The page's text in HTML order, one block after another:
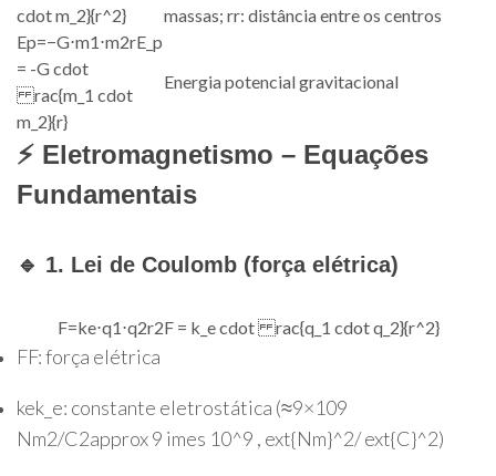
cdot m_2}{r^2}
massas; rr: distância entre os centros
Ep=−G⋅m1⋅m2rE_p
= -G cdot
rac{m_1 cdot
m_2}{r}
Energia potencial gravitacional
⚡ Eletromagnetismo – Equações
Fundamentais
🔹 1. Lei de Coulomb (força elétrica)
F=ke⋅q1⋅q2r2F = k_e cdot rac{q_1 cdot q_2}{r^2}
FF: força elétrica
kek_e: constante eletrostática (≈9×109
Nm2/C2approx 9 imes 10^9 , ext{Nm}^2/ ext{C}^2)